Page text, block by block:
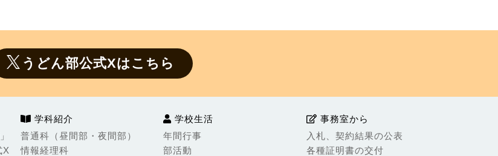
うどん部公式Xはこちら
X
学科紹介
普通科（昼間部・夜間部）
情報経理科
学校生活
年間行事
部活動
事務室から
入札、契約結果の公表
各種証明書の交付